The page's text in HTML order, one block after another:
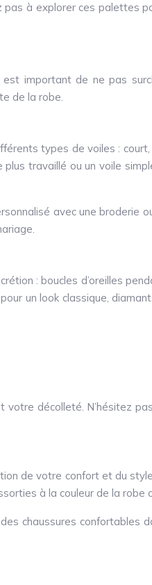
à explorer ces palettes
important de ne pas
de la robe.
types de voiles : court,
travaillé ou un voile
avec une broderie
: boucles d’oreilles
un look classique,
décolleté. N’hésitez
de votre confort et du
à la couleur de la robe
chaussures confortables